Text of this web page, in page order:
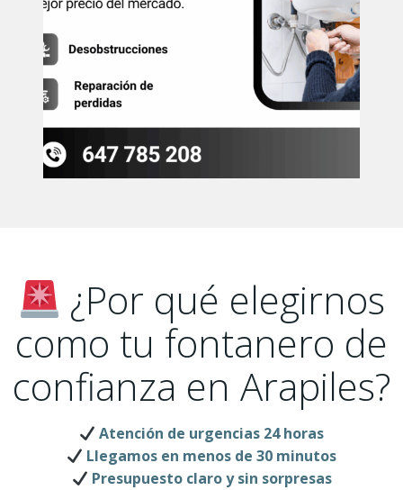
¿Por qué elegirnos
como tu fontanero de
confianza en Arapiles?
Atención de urgencias 24 horas
Llegamos en menos de 30 minutos
Presupuesto claro y sin sorpresas